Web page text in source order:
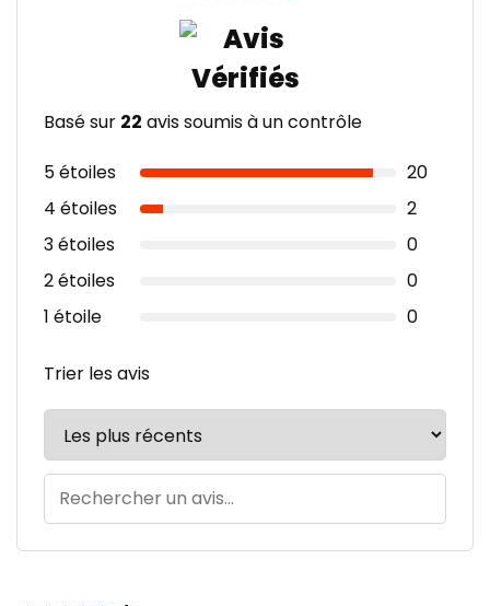
Basé sur 22 avis soumis à un contrôle
5 étoiles
20
4 étoiles
2
3 étoiles
0
2 étoiles
0
1 étoile
0
Trier les avis